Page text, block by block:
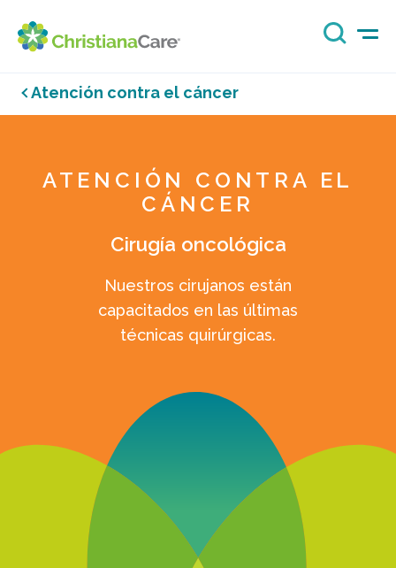
Atención contra el cáncer
ATENCIÓN CONTRA EL
CÁNCER
Cirugía oncológica
Nuestros cirujanos están
capacitados en las últimas
técnicas quirúrgicas.